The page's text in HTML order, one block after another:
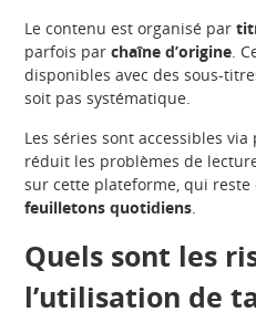
Le contenu est organisé par
parfois parchaîne d’origine.
disponibles avec des sous-
soit pas systématique.
Les séries sont accessibles
réduit les problèmes de
sur cette plateforme, qui
feuilletons quotidiens.
Quels sont les
l’utilisation de